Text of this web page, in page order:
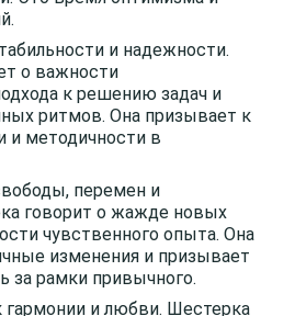
и надежности.
о важности
к решению задач и
ритмов. Она призывает к
и методичности в
перемен и
говорит о жажде новых
чувственного опыта. Она
изменения и призывает
за рамки привычного.
и любви. Шестерка